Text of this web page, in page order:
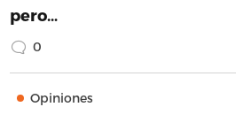
pero…
0
Opiniones